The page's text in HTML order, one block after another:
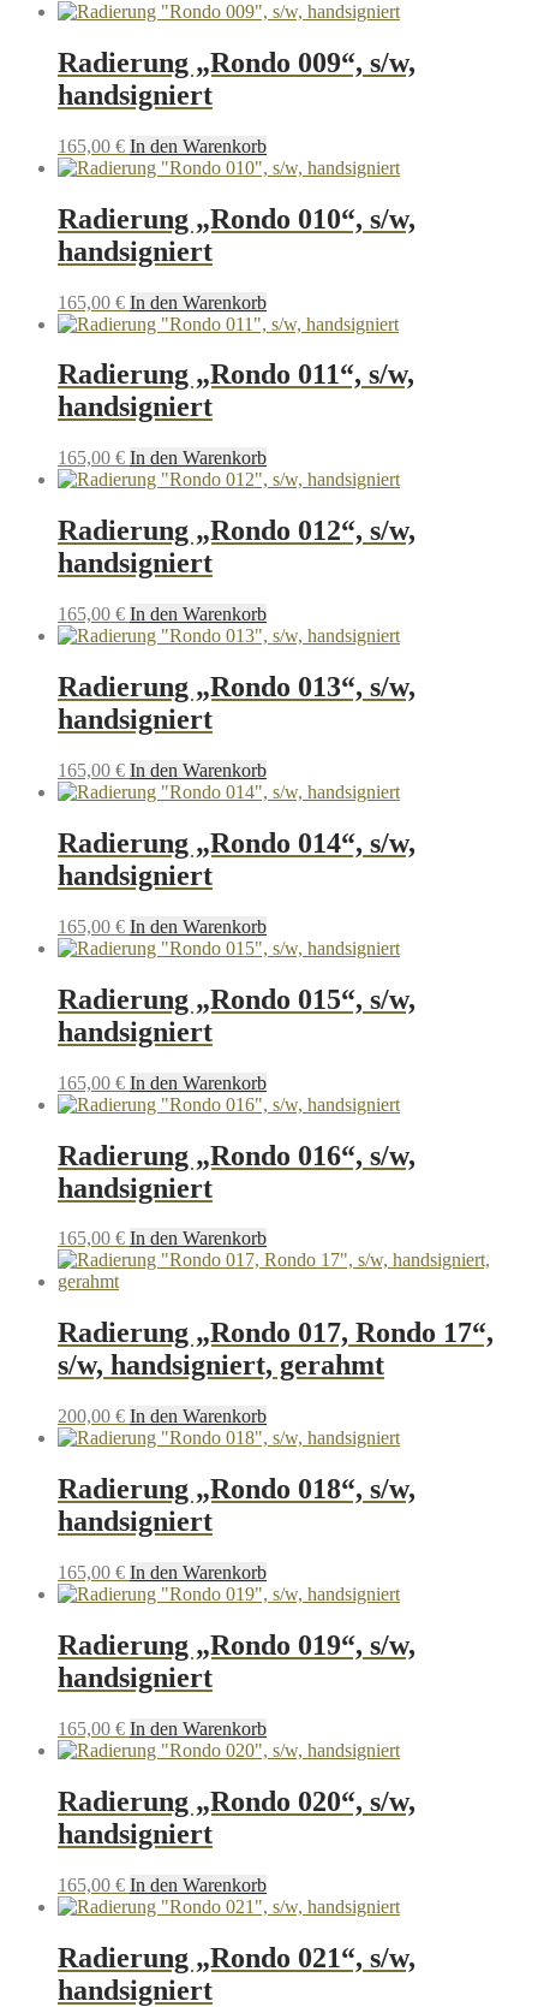
Radierung „Rondo 009“, s/w,
handsigniert
165,00 € In den Warenkorb
Radierung „Rondo 010“, s/w,
handsigniert
165,00 € In den Warenkorb
Radierung „Rondo 011“, s/w,
handsigniert
165,00 € In den Warenkorb
Radierung „Rondo 012“, s/w,
handsigniert
165,00 € In den Warenkorb
Radierung „Rondo 013“, s/w,
handsigniert
165,00 € In den Warenkorb
Radierung „Rondo 014“, s/w,
handsigniert
165,00 € In den Warenkorb
Radierung „Rondo 015“, s/w,
handsigniert
165,00 € In den Warenkorb
Radierung „Rondo 016“, s/w,
handsigniert
165,00 € In den Warenkorb
Radierung „Rondo 017, Rondo 17“,
s/w, handsigniert, gerahmt
200,00 € In den Warenkorb
Radierung „Rondo 018“, s/w,
handsigniert
165,00 € In den Warenkorb
Radierung „Rondo 019“, s/w,
handsigniert
165,00 € In den Warenkorb
Radierung „Rondo 020“, s/w,
handsigniert
165,00 € In den Warenkorb
Radierung „Rondo 021“, s/w,
handsigniert